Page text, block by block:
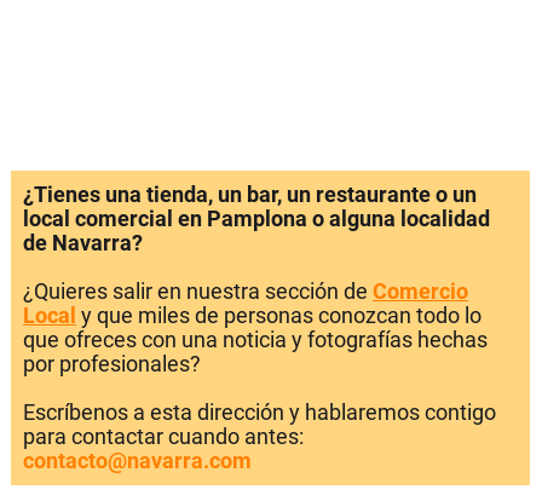
¿Tienes una tienda, un bar, un restaurante o un
local comercial en Pamplona o alguna localidad
de Navarra?
¿Quieres salir en nuestra sección de Comercio
Local y que miles de personas conozcan todo lo
que ofreces con una noticia y fotografías hechas
por profesionales?
Escríbenos a esta dirección y hablaremos contigo
para contactar cuando antes:
contacto@navarra.com